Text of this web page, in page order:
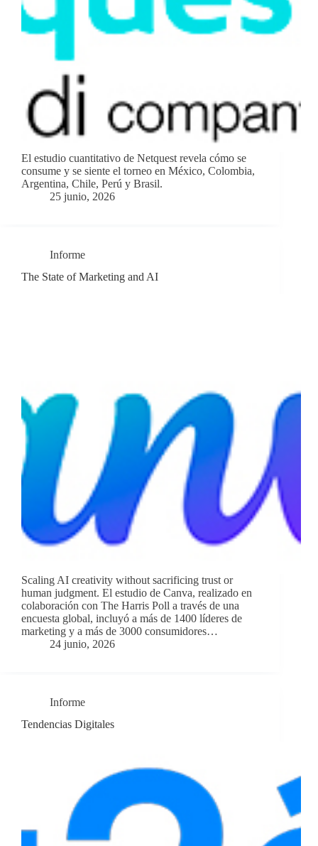
El estudio cuantitativo de Netquest revela cómo se
consume y se siente el torneo en México, Colombia,
Argentina, Chile, Perú y Brasil.
25 junio, 2026
Informe
The State of Marketing and AI
Scaling AI creativity without sacrificing trust or
human judgment. El estudio de Canva, realizado en
colaboración con The Harris Poll a través de una
encuesta global, incluyó a más de 1400 líderes de
marketing y a más de 3000 consumidores…
24 junio, 2026
Informe
Tendencias Digitales